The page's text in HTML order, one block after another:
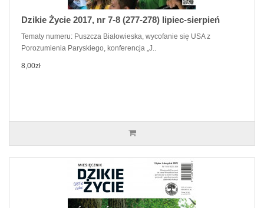
Dzikie Życie 2017, nr 7-8 (277-278) lipiec-sierpień
Tematy numeru: Puszcza Białowieska, wycofanie się USA z
Porozumienia Paryskiego, konferencja „J..
8,00zł